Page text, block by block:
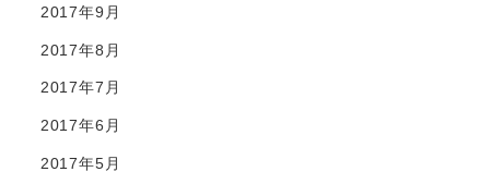
2017年9月
2017年8月
2017年7月
2017年6月
2017年5月